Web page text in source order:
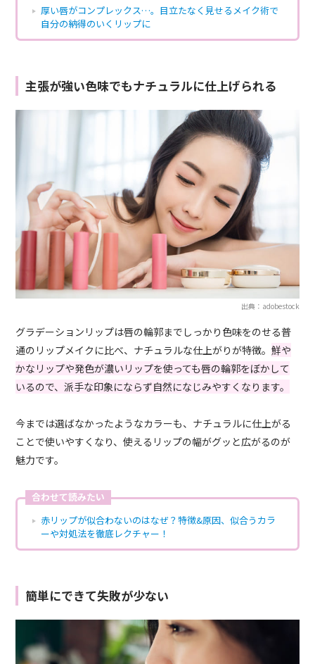
厚い唇がコンプレックス…。目立たなく見せるメイク術で
自分の納得のいくリップに
主張が強い色味でもナチュラルに仕上げられる
出典：adobestock
グラデーションリップは唇の輪郭までしっかり色味をのせる普
通のリップメイクに比べ、ナチュラルな仕上がりが特徴。鮮や
かなリップや発色が濃いリップを使っても唇の輪郭をぼかして
いるので、派手な印象にならず自然になじみやすくなります。
今までは選ばなかったようなカラーも、ナチュラルに仕上がる
ことで使いやすくなり、使えるリップの幅がグッと広がるのが
魅力です。
合わせて読みたい
赤リップが似合わないのはなぜ？特徴&原因、似合うカラ
ーや対処法を徹底レクチャー！
簡単にできて失敗が少ない